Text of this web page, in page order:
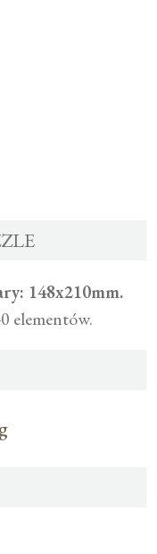
148x210mm.
elementów.